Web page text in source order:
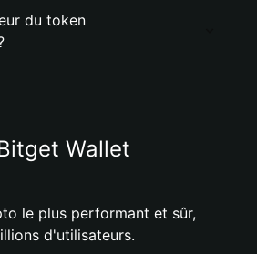
du token
Wallet
le plus performant et sûr,
d'utilisateurs.